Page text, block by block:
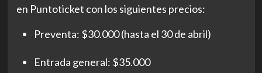
en Puntoticket con los siguientes precios:
Preventa: $30.000 (hasta el 30 de abril)
Entrada general: $35.000